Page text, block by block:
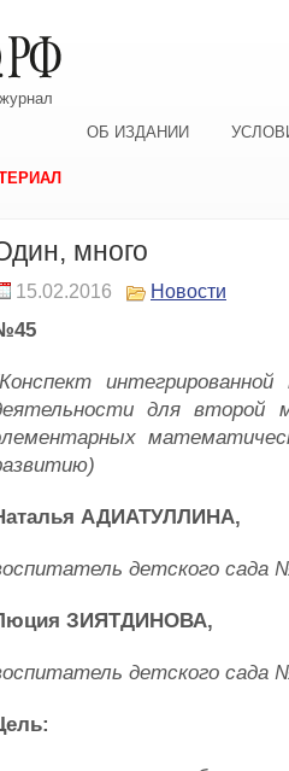
ОБ ИЗДАНИИ
много
15.02.2016 Новости
интегрированной
для второй
АДИАТУЛЛИНА,
оспитатель детского сада
ЗИЯТДИНОВА,
оспитатель детского сада